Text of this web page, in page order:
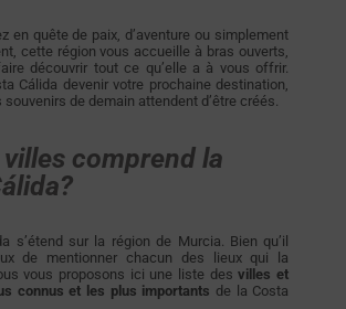
en quête de paix, d’aventure ou simplement
cette région vous accueille à bras ouverts,
découvrir tout ce qu’elle a à vous offrir.
Cálida devenir votre prochaine destination,
souvenirs de demain attendent d’être créés.
comprend la
s’étend sur la région de Murcia. Bien qu’il
de mentionner chacun des lieux qui la
vous proposons ici une liste desvilles et
connus et les plus importants de la Costa